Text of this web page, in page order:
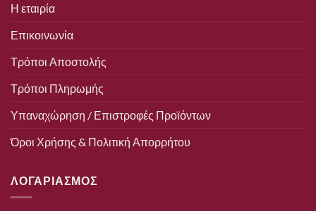
Η εταιρία
Επικοινωνία
Τρόποι Αποστολής
Τρόποι Πληρωμής
Υπαναχώρηση / Επιστροφές Προϊόντων
Όροι Χρήσης & Πολιτική Απορρήτου
ΛΟΓΑΡΙΑΣΜΟΣ